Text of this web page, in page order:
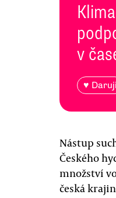
v
♥ Daruji
Nástup
Českého
množství
česká